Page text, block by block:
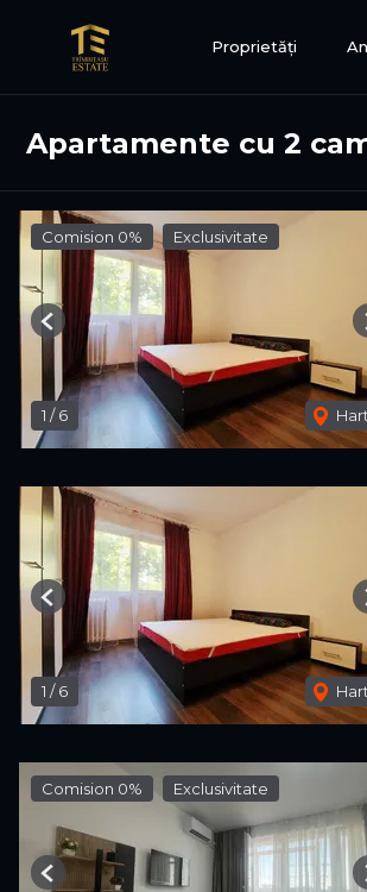
Proprietăți
Apartamente cu 2
Comision 0% Exclusivitate
1 /6
Previous
1 /6
Previous
Comision 0% Exclusivitate
Previous